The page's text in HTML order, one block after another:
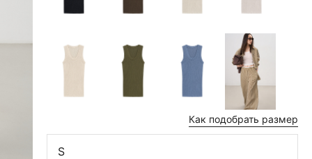
Как подобрать размер
S